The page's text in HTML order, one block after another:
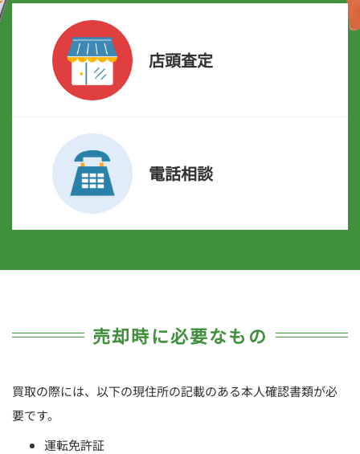
店頭査定
電話相談
売却時に必要なもの
買取の際には、以下の現住所の記載のある本人確認書類が必
要です。
運転免許証